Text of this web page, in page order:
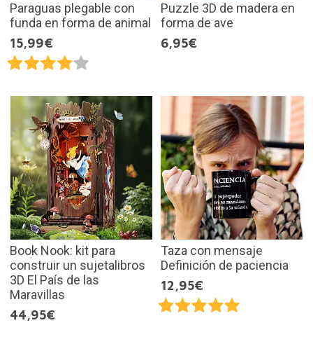
Paraguas plegable con
funda en forma de animal
15,99€
Puzzle 3D de madera en
forma de ave
6,95€
Book Nook: kit para
construir un sujetalibros
3D El País de las
Maravillas
44,95€
Taza con mensaje
Definición de paciencia
12,95€